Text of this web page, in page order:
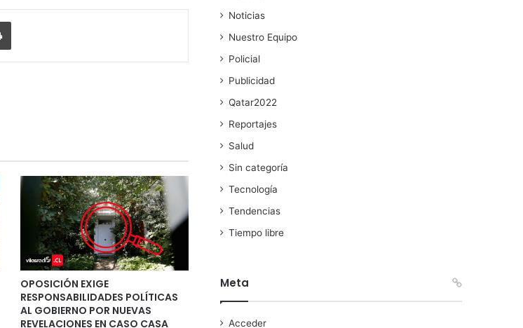
Imprimir
OPOSICIÓN EXIGE
RESPONSABILIDADES POLÍTICAS
AL GOBIERNO POR NUEVAS
REVELACIONES EN CASO CASA
Noticias
Nuestro Equipo
Policial
Publicidad
Qatar2022
Reportajes
Salud
Sin categoría
Tecnología
Tendencias
Tiempo libre
Meta
Acceder